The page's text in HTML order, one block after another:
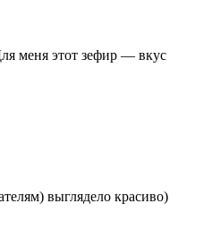
меня этот зефир — вкус
выглядело красиво)